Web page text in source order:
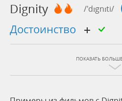
Dignity /'dɪgnɪti/
достоинство
ПОКАЗАТЬ